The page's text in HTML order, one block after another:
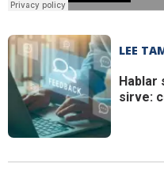
LEE
Hablar
sirve: